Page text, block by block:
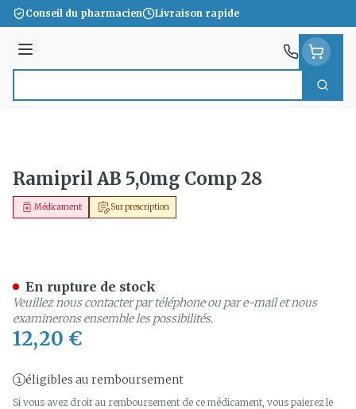
Aller au contenu
Conseil du pharmacien Livraison rapide
Menu
Ramipril AB 5,0mg Comp 28
Sur prescription
Médicament
12,20 €
éligibles au remboursement
Si vous avez droit au remboursement de ce médicament, vous paierez le
En rupture de stock
Veuillez nous contacter par téléphone ou par e-mail et nous
examinerons ensemble les possibilités.